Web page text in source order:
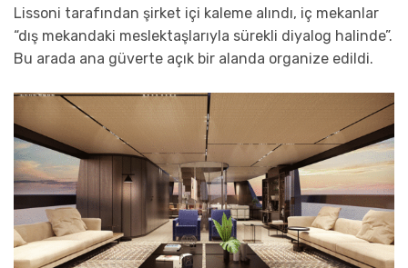
Lissoni tarafından şirket içi kaleme alındı, iç mekanlar
“dış mekandaki meslektaşlarıyla sürekli diyalog halinde”.
Bu arada ana güverte açık bir alanda organize edildi.